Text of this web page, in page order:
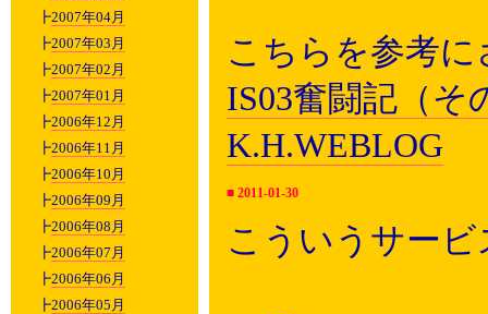
┣2007年04月
┣2007年03月
┣2007年02月
┣2007年01月
┣2006年12月
┣2006年11月
┣2006年10月
┣2006年09月
┣2006年08月
┣2006年07月
┣2006年06月
┣2006年05月
こちらを参考
IS03奮闘記（そ
K.H.WEBLOG
■ 2011-01-30
こういうサー